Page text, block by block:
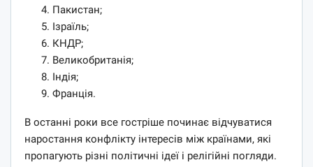
Пакистан;
Ізраїль;
КНДР;
Великобританія;
Індія;
Франція.
В останні роки все гостріше починає відчуватися
наростання конфлікту інтересів між країнами, які
пропагують різні політичні ідеї і релігійні погляди.